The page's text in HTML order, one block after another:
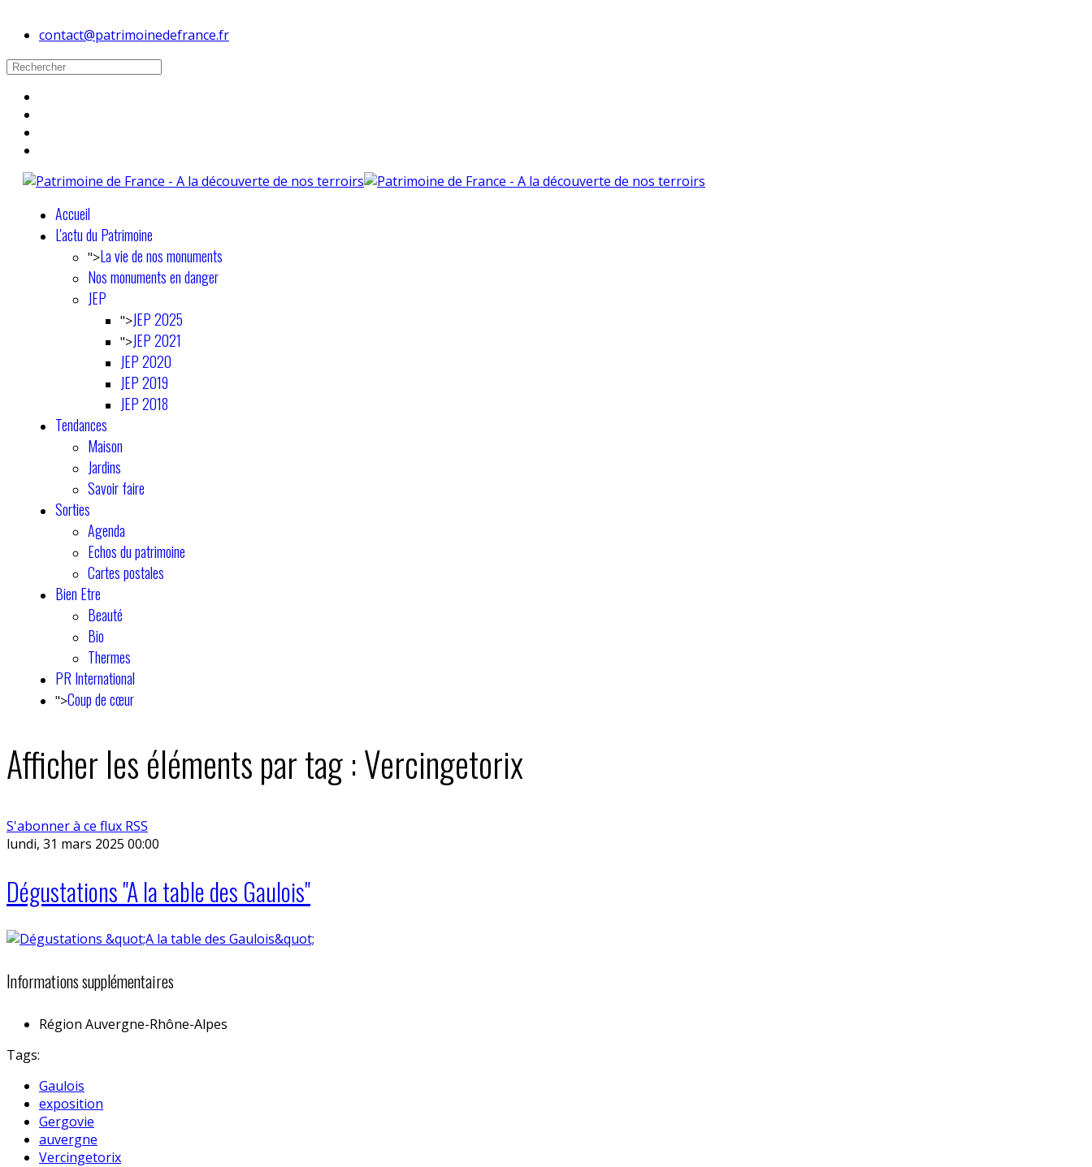
contact@patrimoinedefrance.fr
Accueil
L'actu du Patrimoine
">La vie de nos monuments
Nos monuments en danger
JEP
">JEP 2025
">JEP 2021
JEP 2020
JEP 2019
JEP 2018
Tendances
Maison
Jardins
Savoir faire
Sorties
Agenda
Echos du patrimoine
Cartes postales
Bien Etre
Beauté
Bio
Thermes
PR International
">Coup de cœur
Afficher les éléments par tag : Vercingetorix
S'abonner à ce flux RSS
lundi, 31 mars 2025 00:00
Dégustations "A la table des Gaulois"
Informations supplémentaires
Région Auvergne-Rhône-Alpes
Tags:
Gaulois
exposition
Gergovie
auvergne
Vercingetorix